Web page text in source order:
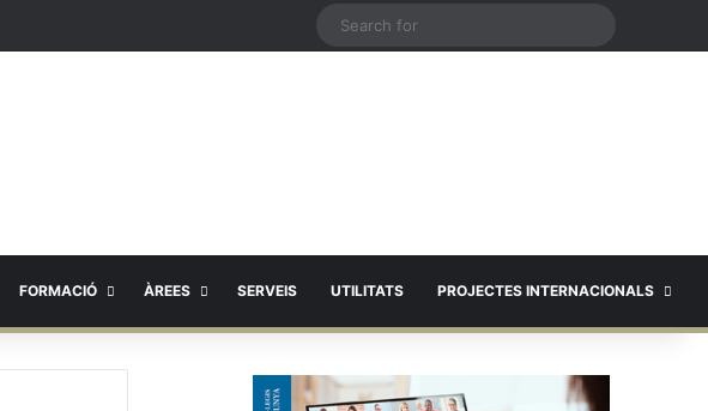
FORMACIÓ ÀREES SERVEIS UTILITATS PROJECTES INTERNACIONALS